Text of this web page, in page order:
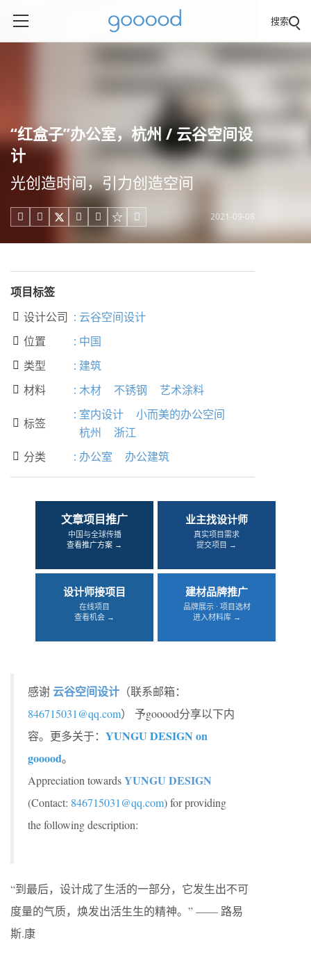
搜索
“红盒子”办公室，杭州 / 云谷空间设
计
光创造时间，引力创造空间
     2021-09-08
项目标签
 设计公司 : 云谷空间设计
 位置 : 中国
 类型 : 建筑
 材料 : 木材 不锈钢 艺术涂料
 标签
: 室内设计
小而美的办公空间
杭州
浙江
 分类 : 办公室 办公建筑
文章项目推广
中国与全球传播
查看推广方案 →
业主找设计师
真实项目需求
提交项目 →
设计师接项目
在线项目
查看机会 →
建材品牌推广
品牌展示 · 项目选材
进入材料库 →
感谢 云谷空间设计 （联系邮箱：
846715031@qq.com） 予gooood分享以下内
容。更多关于： YUNGU DESIGN on
gooood。
Appreciation towardsYUNGU DESIGN
(Contact: 846715031@qq.com) for providing
the following description:
“到最后，设计成了生活的一部分，它发生出不可
度量的气质，焕发出活生生的精神。” —— 路易
斯.康